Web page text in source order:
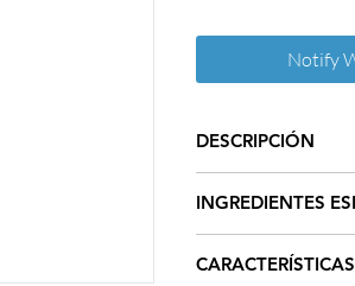
Notify
DESCRIPCIÓN
oblepikhaes
y elástica.
INGREDIENTES
Marruecos y
CARACTERÍSTICAS